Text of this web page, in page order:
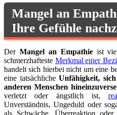
Mangel an
Ihre Gefühle
Der Mangel an Empathieist
schmerzhafteste Merkmal einer
handelt sich hierbei nicht um eine
eine tatsächlicheUnfähigkeit,
anderen Menschen
verletzt oder ängstlich ist,
Unverständnis, Ungeduld oder
als Schwäche, Überreaktion